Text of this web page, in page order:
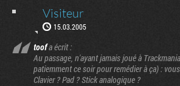
Visiteur
15.03.2005
toofa écrit :
Au passage, n'ayant jamais joué à
patiemment ce soir pour remédier à ça) :
Clavier ? Pad ? Stick analogique ?